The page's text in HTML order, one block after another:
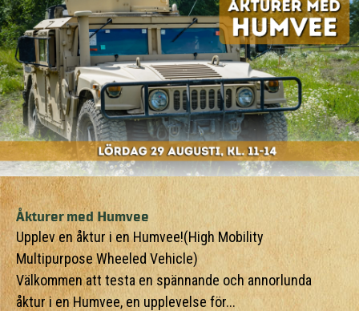
Åkturer med Humvee
Upplev en åktur i en Humvee!(High Mobility
Multipurpose Wheeled Vehicle)
Välkommen att testa en spännande och annorlunda
åktur i en Humvee, en upplevelse för...